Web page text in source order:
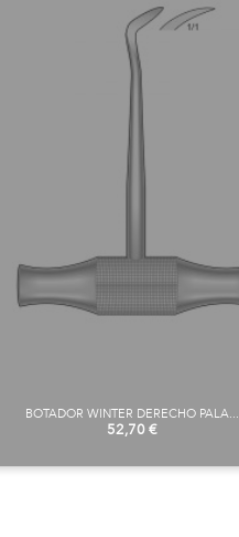
BOTADOR WINTER DERECHO PALA...
Precio
52,70 €